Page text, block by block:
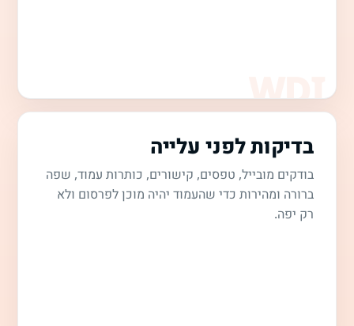
בדיקות לפני עלייה
בודקים מובייל, טפסים, קישורים, כותרות עמוד, שפה
ברורה ומהירות כדי שהעמוד יהיה מוכן לפרסום ולא
רק יפה.